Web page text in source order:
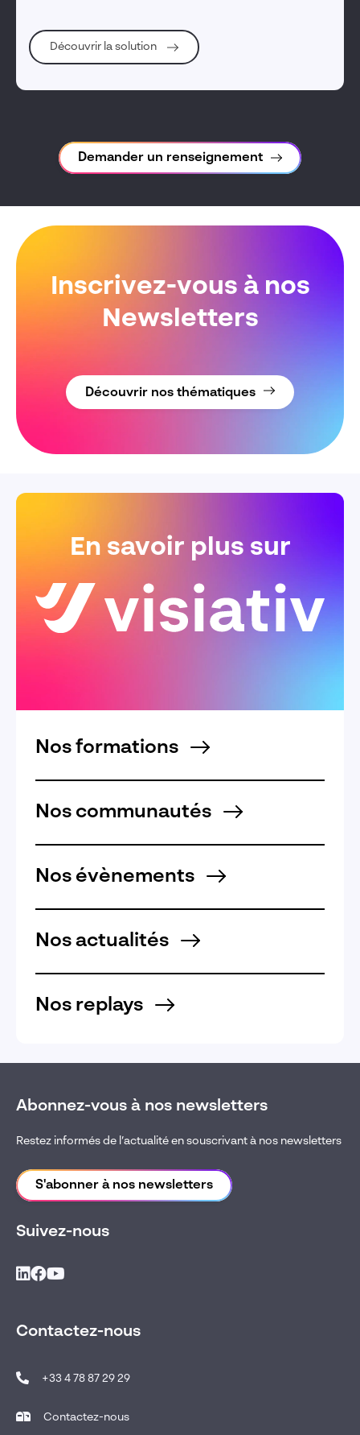
Découvrir la solution
Demander un renseignement
Inscrivez-vous à nos
Newsletters
Découvrir nos thématiques
En savoir plus sur
Nos formations
Nos communautés
Nos évènements
Nos actualités
Nos replays
Abonnez-vous à nos newsletters
Restez informés de l’actualité en souscrivant à nos newsletters
S'abonner à nos newsletters
Suivez-nous
Contactez-nous
+33 4 78 87 29 29
Contactez-nous